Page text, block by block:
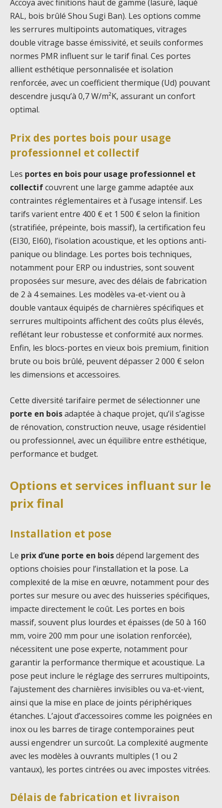
Accoya avec finitions haut de gamme (lasuré, laqué
RAL, bois brûlé Shou Sugi Ban). Les options comme
les serrures multipoints automatiques, vitrages
double vitrage basse émissivité, et seuils conformes
normes PMR influent sur le tarif final. Ces portes
allient esthétique personnalisée et isolation
renforcée, avec un coefficient thermique (Ud) pouvant
descendre jusqu’à 0,7 W/m²K, assurant un confort
optimal.
Prix des portes bois pour usage
professionnel et collectif
Les portes en bois pour usage professionnel et
collectifcouvrent une large gamme adaptée aux
contraintes réglementaires et à l’usage intensif. Les
tarifs varient entre 400 € et 1 500 € selon la finition
(stratifiée, prépeinte, bois massif), la certification feu
(EI30, EI60), l’isolation acoustique, et les options anti-
panique ou blindage. Les portes bois techniques,
notamment pour ERP ou industries, sont souvent
proposées sur mesure, avec des délais de fabrication
de 2 à 4 semaines. Les modèles va-et-vient ou à
double vantaux équipés de charnières spécifiques et
serrures multipoints affichent des coûts plus élevés,
reflétant leur robustesse et conformité aux normes.
Enfin, les blocs-portes en vieux bois premium, finition
brute ou bois brûlé, peuvent dépasser 2 000 € selon
les dimensions et accessoires.
Cette diversité tarifaire permet de sélectionner une
porte en boisadaptée à chaque projet, qu’il s’agisse
de rénovation, construction neuve, usage résidentiel
ou professionnel, avec un équilibre entre esthétique,
performance et budget.
Options et services influant sur le
prix final
Installation et pose
Le prix d’une porte en boisdépend largement des
options choisies pour l’installation et la pose. La
complexité de la mise en œuvre, notamment pour des
portes sur mesure ou avec des huisseries spécifiques,
impacte directement le coût. Les portes en bois
massif, souvent plus lourdes et épaisses (de 50 à 160
mm, voire 200 mm pour une isolation renforcée),
nécessitent une pose experte, notamment pour
garantir la performance thermique et acoustique. La
pose peut inclure le réglage des serrures multipoints,
l’ajustement des charnières invisibles ou va-et-vient,
ainsi que la mise en place de joints périphériques
étanches. L’ajout d’accessoires comme les poignées en
inox ou les barres de tirage contemporaines peut
aussi engendrer un surcoût. La complexité augmente
avec les modèles à ouvrants multiples (1 ou 2
vantaux), les portes cintrées ou avec impostes vitrées.
Délais de fabrication et livraison